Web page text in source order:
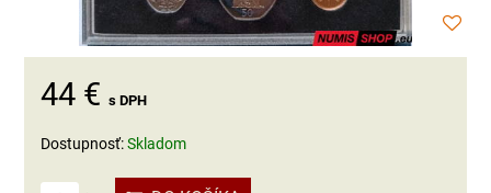
44 € s DPH
Dostupnosť:Skladom